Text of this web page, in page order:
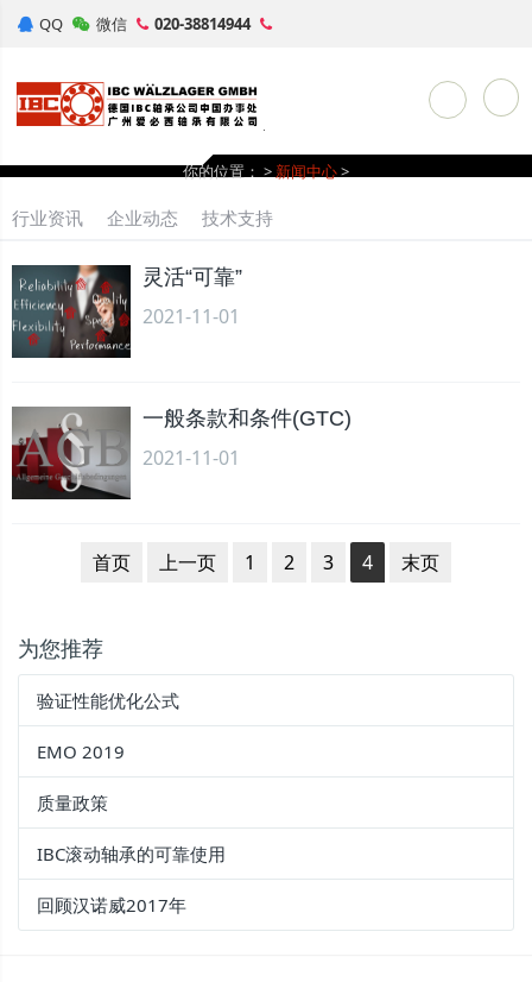
QQ 微信 020-38814944
Toggle
你的位置： > 新闻中心>
行业资讯 企业动态 技术支持
灵活“可靠”
2021-11-01
一般条款和条件(GTC)
2021-11-01
首页 上一页 1 2 3 4 末页
为您推荐
验证性能优化公式
EMO 2019
质量政策
IBC滚动轴承的可靠使用
回顾汉诺威2017年